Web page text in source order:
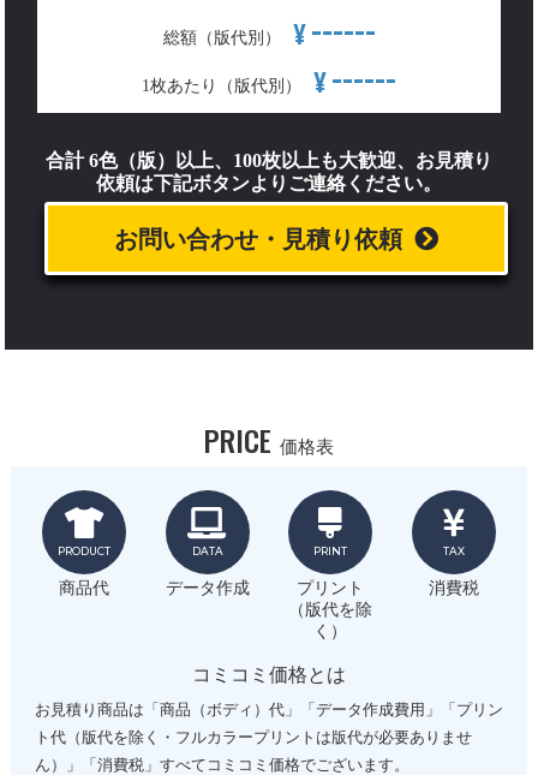
総額（版代別） ¥ ------
1枚あたり（版代別） ¥------
合計 6色（版）以上、100枚以上も大歓迎、お見積り
依頼は下記ボタンよりご連絡ください。
お問い合わせ・見積り依頼
PRICE 価格表
PRODUCT
商品代
DATA
データ作成
PRINT
プリント
（版代を除
く）
TAX
消費税
コミコミ価格とは
お見積り商品は「商品（ボディ）代」「データ作成費用」「プリン
ト代（版代を除く・フルカラープリントは版代が必要ありませ
ん）」「消費税」すべてコミコミ価格でございます。